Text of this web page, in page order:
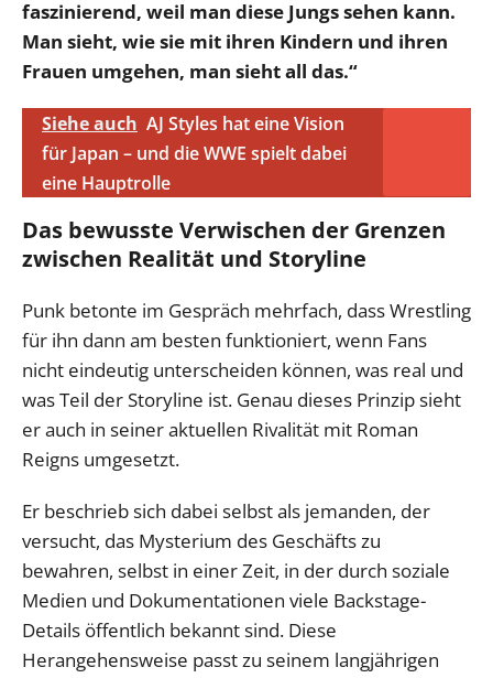
faszinierend, weil man diese Jungs sehen kann.
Man sieht, wie sie mit ihren Kindern und ihren
Frauen umgehen, man sieht all das.“
Siehe auch AJ Styles hat eine Vision
für Japan – und die WWE spielt dabei
eine Hauptrolle
Das bewusste Verwischen der Grenzen
zwischen Realität und Storyline
Punk betonte im Gespräch mehrfach, dass Wrestling
für ihn dann am besten funktioniert, wenn Fans
nicht eindeutig unterscheiden können, was real und
was Teil der Storyline ist. Genau dieses Prinzip sieht
er auch in seiner aktuellen Rivalität mit Roman
Reigns umgesetzt.
Er beschrieb sich dabei selbst als jemanden, der
versucht, das Mysterium des Geschäfts zu
bewahren, selbst in einer Zeit, in der durch soziale
Medien und Dokumentationen viele Backstage-
Details öffentlich bekannt sind. Diese
Herangehensweise passt zu seinem langjährigen